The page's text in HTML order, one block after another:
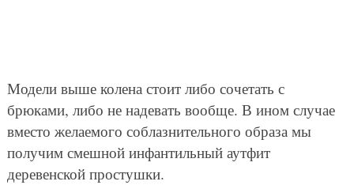
Модели выше колена стоит либо сочетать с
брюками, либо не надевать вообще. В ином случае
вместо желаемого соблазнительного образа мы
получим смешной инфантильный аутфит
деревенской простушки.